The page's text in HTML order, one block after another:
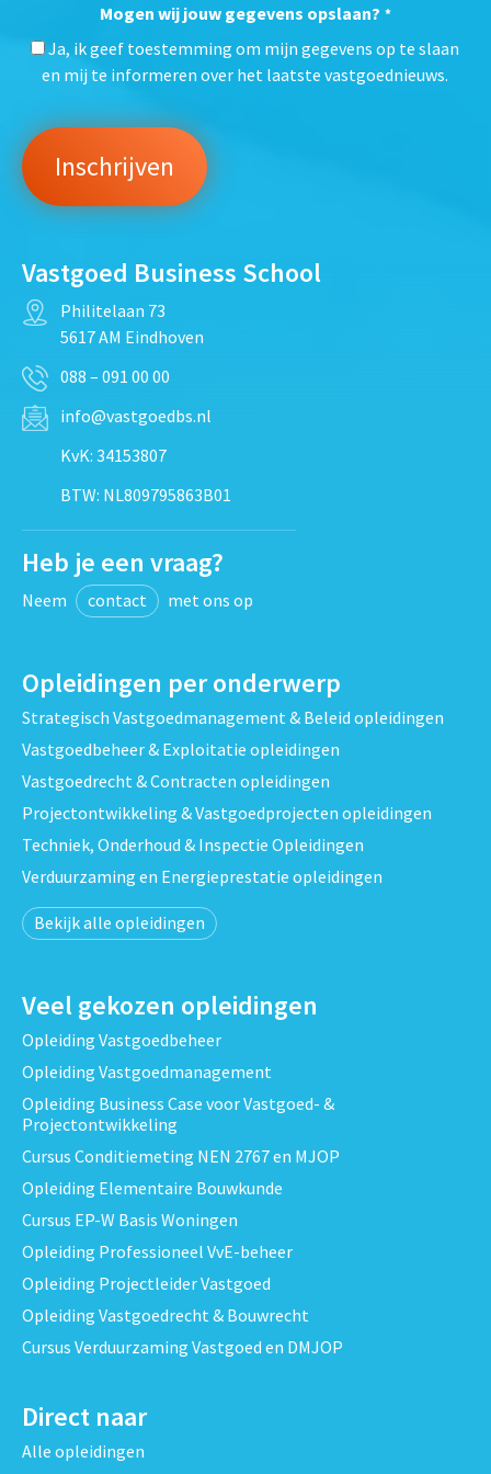
Mogen wij jouw gegevens opslaan? *
Ja, ik geef toestemming om mijn gegevens op te slaan
en mij te informeren over het laatste vastgoednieuws.
Vastgoed Business School
Philitelaan 73
5617 AM Eindhoven
088 – 091 00 00
info@vastgoedbs.nl
KvK: 34153807
BTW: NL809795863B01
Heb je een vraag?
Neem contact met ons op
Opleidingen per onderwerp
Strategisch Vastgoedmanagement & Beleid opleidingen
Vastgoedbeheer & Exploitatie opleidingen
Vastgoedrecht & Contracten opleidingen
Projectontwikkeling & Vastgoedprojecten opleidingen
Techniek, Onderhoud & Inspectie Opleidingen
Verduurzaming en Energieprestatie opleidingen
Bekijk alle opleidingen
Veel gekozen opleidingen
Opleiding Vastgoedbeheer
Opleiding Vastgoedmanagement
Opleiding Business Case voor Vastgoed- &
Projectontwikkeling
Cursus Conditiemeting NEN 2767 en MJOP
Opleiding Elementaire Bouwkunde
Cursus EP-W Basis Woningen
Opleiding Professioneel VvE-beheer
Opleiding Projectleider Vastgoed
Opleiding Vastgoedrecht & Bouwrecht
Cursus Verduurzaming Vastgoed en DMJOP
Direct naar
Alle opleidingen